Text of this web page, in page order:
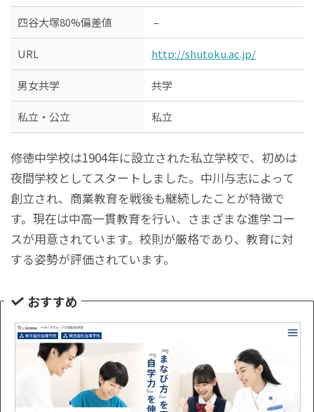
四谷大塚80%偏差値 –
URL http://shutoku.ac.jp/
男女共学 共学
私立・公立 私立
修徳中学校は1904年に設立された私立学校で、初めは
夜間学校としてスタートしました。中川与志によって
創立され、商業教育を戦後も継続したことが特徴で
す。現在は中高一貫教育を行い、さまざまな進学コー
スが用意されています。校則が厳格であり、教育に対
する姿勢が評価されています。
おすすめ